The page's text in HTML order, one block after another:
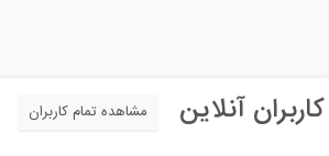
کاربران آنلاین مشاهده تمام کاربران